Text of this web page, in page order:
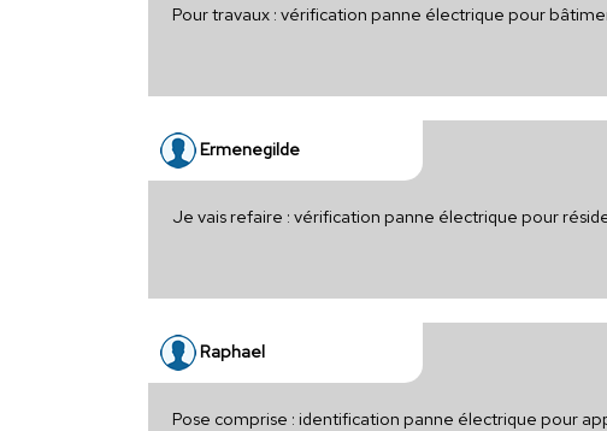
Pour travaux : vérification panne électrique pour
Ermenegilde
Je vais refaire : vérification panne électrique pour
Raphael
Pose comprise : identification panne électrique pour